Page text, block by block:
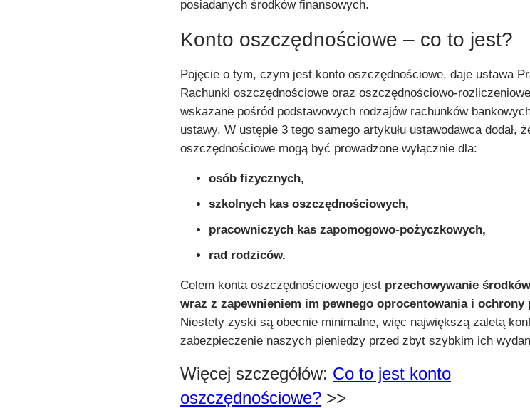
posiadanych środków finansowych.
Konto oszczędnościowe – co to jest?
Pojęcie o tym, czym jest konto oszczędnościowe, daje ustawa
Rachunki oszczędnościowe oraz oszczędnościowo-
wskazane pośród podstawowych rodzajów rachunków
ustawy. W ustępie 3 tego samego artykułu ustawodawca dodał,
oszczędnościowe mogą być prowadzone wyłącznie dla:
osób fizycznych,
szkolnych kas oszczędnościowych,
pracowniczych kas zapomogowo-pożyczkowych,
rad rodziców.
Celem konta oszczędnościowego jest przechowywanie
wraz z zapewnieniem im pewnego oprocentowania i ochrony
Niestety zyski są obecnie minimalne, więc największą zaletą
zabezpieczenie naszych pieniędzy przed zbyt szybkim ich
Więcej szczegółów: Co to jest konto
oszczędnościowe? >>